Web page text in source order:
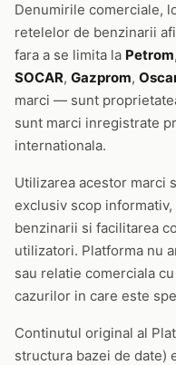
Denumirile comerciale,
retelelor de benzinarii
fara a se limita la Petrom,
SOCAR, Gazprom,
marci — sunt
sunt marci inregistrate
internationala.
Utilizarea acestor marci
exclusiv scop
benzinarii si facilitarea
utilizatori. Platforma nu
sau relatie comerciala
cazurilor in care este
Continutul original al
structura bazei de date)